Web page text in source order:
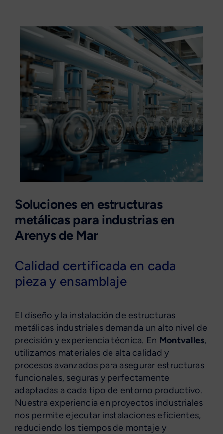
Soluciones en estructuras
metálicas para industrias en
Arenys de Mar
Calidad certificada en cada
pieza y ensamblaje
El diseño y la instalación de estructuras
metálicas industriales demanda un alto nivel de
precisión y experiencia técnica. En Montvalles,
utilizamos materiales de alta calidad y
procesos avanzados para asegurar estructuras
funcionales, seguras y perfectamente
adaptadas a cada tipo de entorno productivo.
Nuestra experiencia en proyectos industriales
nos permite ejecutar instalaciones eficientes,
reduciendo los tiempos de montaje y